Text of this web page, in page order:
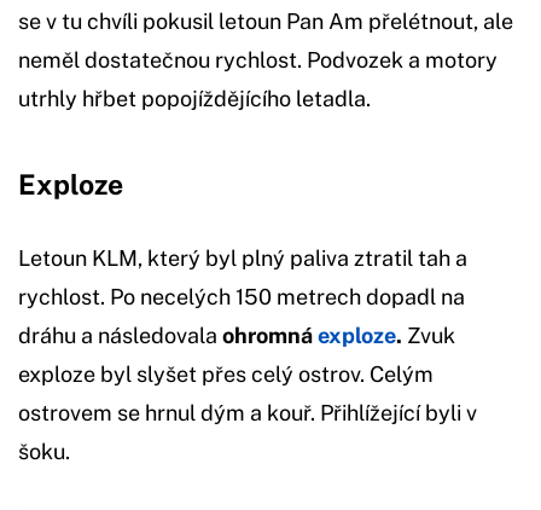
se v tu chvíli pokusil letoun Pan Am přelétnout, ale
neměl dostatečnou rychlost. Podvozek a motory
utrhly hřbet popojíždějícího letadla.
Exploze
Letoun KLM, který byl plný paliva ztratil tah a
rychlost. Po necelých 150 metrech dopadl na
dráhu a následovala ohromnáexploze. Zvuk
exploze byl slyšet přes celý ostrov. Celým
ostrovem se hrnul dým a kouř. Přihlížející byli v
šoku.